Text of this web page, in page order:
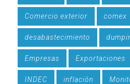
Comercio exterior comex
desabastecimiento
Empresas Exportaciones
INDEC inflación